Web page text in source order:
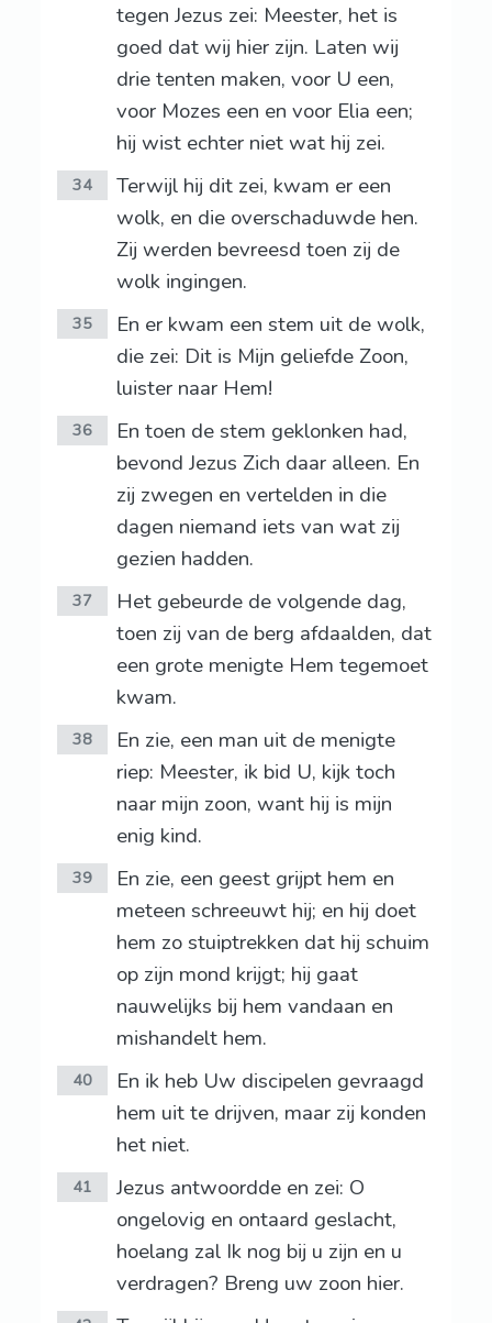
tegen Jezus zei: Meester, het is
goed dat wij hier zijn. Laten wij
drie tenten maken, voor U een,
voor Mozes een en voor Elia een;
hij wist echter niet wat hij zei.
34
Terwijl hij dit zei, kwam er een
wolk, en die overschaduwde hen.
Zij werden bevreesd toen zij de
wolk ingingen.
35
En er kwam een stem uit de wolk,
die zei: Dit is Mijn geliefde Zoon,
luister naar Hem!
36
En toen de stem geklonken had,
bevond Jezus Zich daar alleen. En
zij zwegen en vertelden in die
dagen niemand iets van wat zij
gezien hadden.
37
Het gebeurde de volgende dag,
toen zij van de berg afdaalden, dat
een grote menigte Hem tegemoet
kwam.
38
En zie, een man uit de menigte
riep: Meester, ik bid U, kijk toch
naar mijn zoon, want hij is mijn
enig kind.
39
En zie, een geest grijpt hem en
meteen schreeuwt hij; en hij doet
hem zo stuiptrekken dat hij schuim
op zijn mond krijgt; hij gaat
nauwelijks bij hem vandaan en
mishandelt hem.
40
En ik heb Uw discipelen gevraagd
hem uit te drijven, maar zij konden
het niet.
41
Jezus antwoordde en zei: O
ongelovig en ontaard geslacht,
hoelang zal Ik nog bij u zijn en u
verdragen? Breng uw zoon hier.